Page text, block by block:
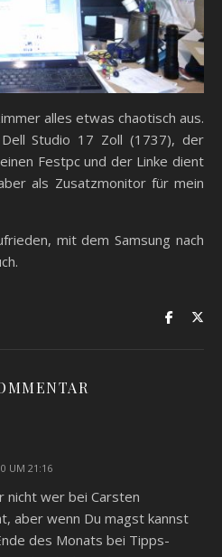
alles etwas chaotisch aus.
Studio 17 Zoll (1737), der
Festpc und der Linke dient
als Zusatzmonitor für mein
mit dem Samsung nach
UM 21:16
nicht wer bei Carsten
aber wenn Du magst kannst
des Monats bei Tipps-